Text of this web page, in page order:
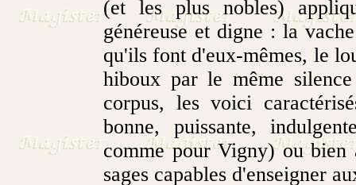
(et les plus nobles)
généreuse et digne : la
qu'ils font d'eux-mêmes, le
hiboux par le même
corpus, les voici
bonne, puissante,
comme pour Vigny) ou bien
sages capables d'enseigner